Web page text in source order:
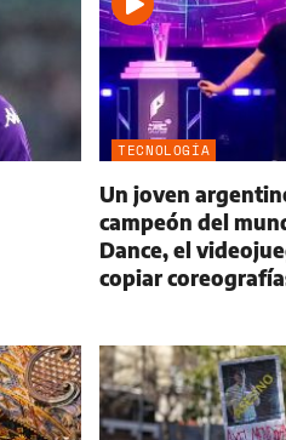
TECNOLOGÍA
Un joven
campeón del
Dance, el
copiar